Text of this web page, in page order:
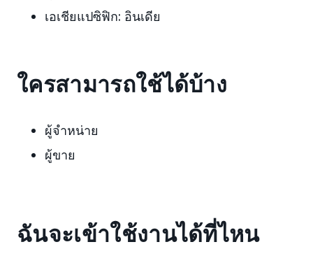
เอเชียแปซิฟิก: อินเดีย
ใครสามารถใช้ได้บ้าง
ผู้จำหน่าย
ผู้ขาย
ฉันจะเข้าใช้งานได้ที่ไหน